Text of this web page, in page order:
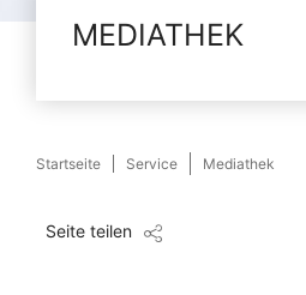
MEDIATHEK
Startseite Service Mediathek
Seite teilen